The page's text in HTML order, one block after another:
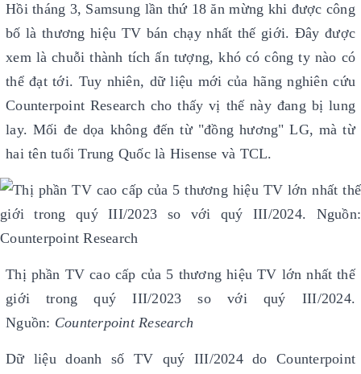
Hồi tháng 3, Samsung lần thứ 18 ăn mừng khi được công
bố là thương hiệu TV bán chạy nhất thế giới. Đây được
xem là chuỗi thành tích ấn tượng, khó có công ty nào có
thể đạt tới. Tuy nhiên, dữ liệu mới của hãng nghiên cứu
Counterpoint Research cho thấy vị thế này đang bị lung
lay. Mối đe dọa không đến từ "đồng hương" LG, mà từ
hai tên tuổi Trung Quốc là Hisense và TCL.
Thị phần TV cao cấp của 5 thương hiệu TV lớn nhất thế
giới trong quý III/2023 so với quý III/2024.
Nguồn: Counterpoint Research
Dữ liệu doanh số TV quý III/2024 do Counterpoint